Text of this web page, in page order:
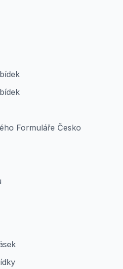
Formuláře Česko